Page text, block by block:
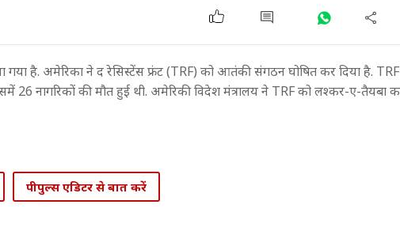
है. अमेरिका ने द रेसिस्टेंस फ्रंट (TRF) को आतंकी संगठन घोषित कर दिया है.
नागरिकों की मौत हुई थी. अमेरिकी विदेश मंत्रालय ने TRF को लश्कर-ए-तैयबा
पीपुल्स एडिटर से बात करें